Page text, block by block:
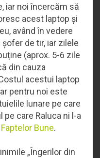
iar noi încercăm să
acest laptop și
având în vedere
de tir, iar zilele
(aprox. 5-6 zile
din cauza
acestui laptop
pentru noi este
lunare pe care
pe care Raluca ni l-a
Bune.
„Îngerilor din